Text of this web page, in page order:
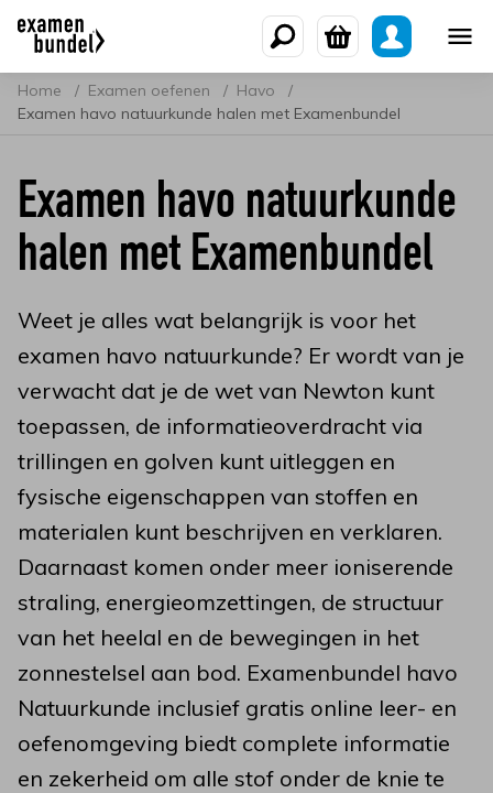
Home Examen oefenen
Havo
Examen havo natuurkunde halen met Examenbundel
Examen havo natuurkunde
halen met Examenbundel
Weet je alles wat belangrijk is voor het
examen havo natuurkunde? Er wordt van je
verwacht dat je de wet van Newton kunt
toepassen, de informatieoverdracht via
trillingen en golven kunt uitleggen en
fysische eigenschappen van stoffen en
materialen kunt beschrijven en verklaren.
Daarnaast komen onder meer ioniserende
straling, energieomzettingen, de structuur
van het heelal en de bewegingen in het
zonnestelsel aan bod. Examenbundel havo
Natuurkunde inclusief gratis online leer- en
oefenomgeving biedt complete informatie
en zekerheid om alle stof onder de knie te